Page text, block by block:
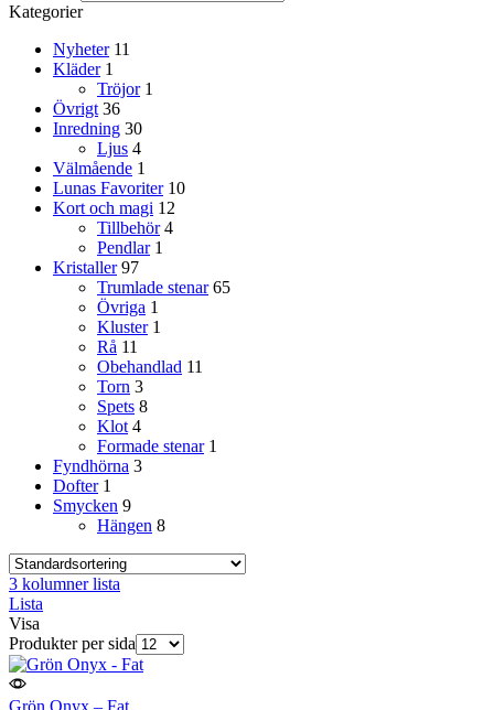
Kategorier
Nyheter 11
Kläder 1
Tröjor 1
Övrigt 36
Inredning 30
Ljus 4
Välmående 1
Lunas Favoriter 10
Kort och magi 12
Tillbehör 4
Pendlar 1
Kristaller 97
Trumlade stenar 65
Övriga 1
Kluster 1
Rå 11
Obehandlad 11
Torn 3
Spets 8
Klot 4
Formade stenar 1
Fyndhörna 3
Dofter 1
Smycken 9
Hängen 8
3 kolumner lista
Lista
Visa
Produkter per sida
Grön Onyx – Fat